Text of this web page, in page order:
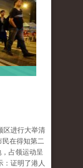
区进行大举清
在得知第二
占领运动呈
：证明了港人